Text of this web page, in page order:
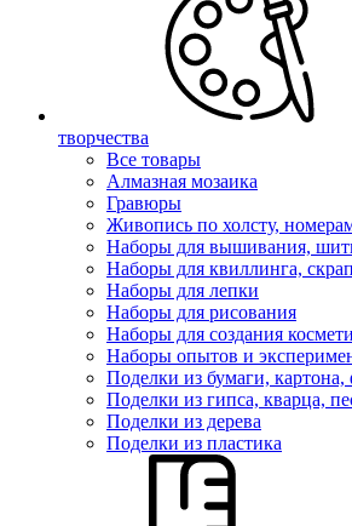
творчества
Все товары
Алмазная мозаика
Гравюры
Живопись по холсту,
Наборы для вышивания,
Наборы для квиллинга,
Наборы для лепки
Наборы для рисования
Наборы для создания
Наборы опытов и
Поделки из бумаги, картона,
Поделки из гипса, кварца,
Поделки из дерева
Поделки из пластика